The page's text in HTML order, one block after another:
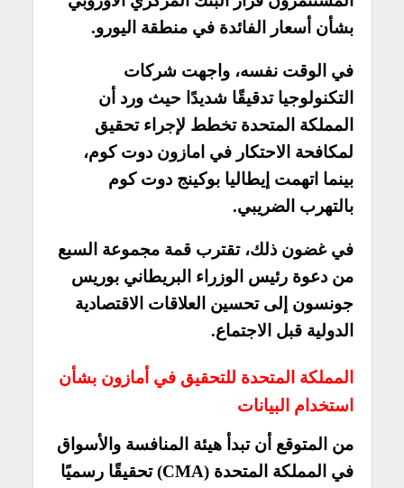
بشأن أسعار الفائدة في منطقة اليورو.
في الوقت نفسه، واجهت شركات
التكنولوجيا تدقيقًا شديدًا حيث ورد أن
المملكة المتحدة تخطط لإجراء تحقيق
لمكافحة الاحتكار في امازون دوت كوم،
بينما اتهمت إيطاليا بوكينج دوت كوم
بالتهرب الضريبي.
في غضون ذلك، تقترب قمة مجموعة السبع
من دعوة رئيس الوزراء البريطاني بوريس
جونسون إلى تحسين العلاقات الاقتصادية
الدولية قبل الاجتماع.
المملكة المتحدة للتحقيق في أمازون بشأن
استخدام البيانات
من المتوقع أن تبدأ هيئة المنافسة والأسواق
في المملكة المتحدة (CMA) تحقيقًا رسميًا